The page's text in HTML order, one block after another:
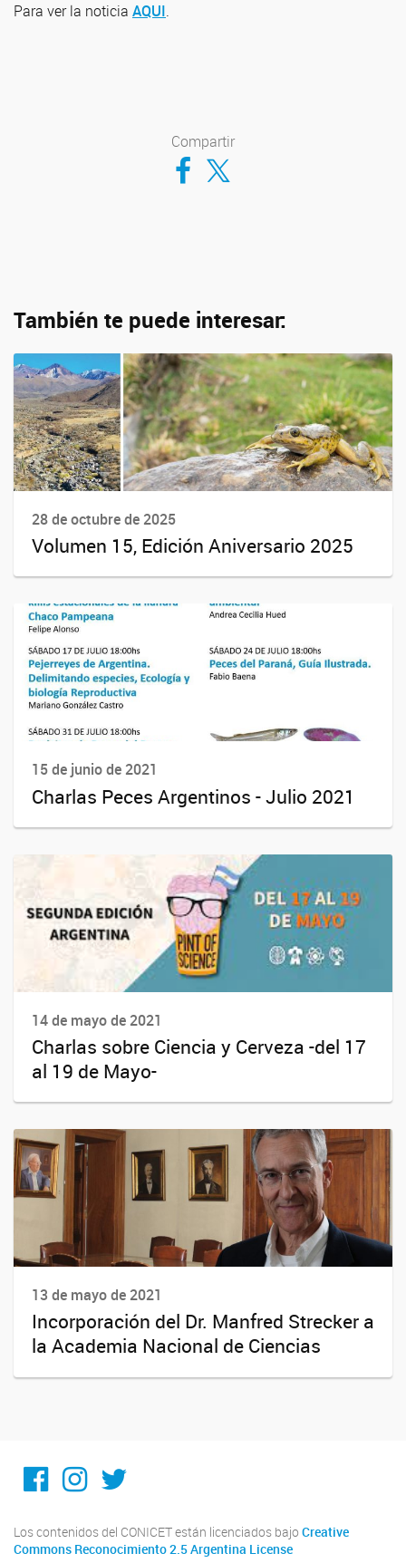
Para ver la noticia AQUI.
Compartir
Compartir en Facebook
Compartir en Twitter
También te puede interesar:
28 de octubre de 2025
Volumen 15, Edición Aniversario 2025
15 de junio de 2021
Charlas Peces Argentinos - Julio 2021
14 de mayo de 2021
Charlas sobre Ciencia y Cerveza -del 17
al 19 de Mayo-
13 de mayo de 2021
Incorporación del Dr. Manfred Strecker a
la Academia Nacional de Ciencias
Facebook
Instagram
Twitter
Los contenidos del CONICET están licenciados bajo Creative
Commons Reconocimiento 2.5 Argentina License